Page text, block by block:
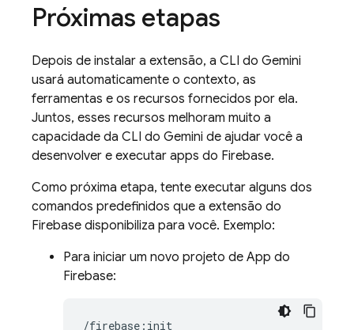
Próximas etapas
Depois de instalar a extensão, a CLI do Gemini
usará automaticamente o contexto, as
ferramentas e os recursos fornecidos por ela.
Juntos, esses recursos melhoram muito a
capacidade da CLI do Gemini de ajudar você a
desenvolver e executar apps do Firebase.
Como próxima etapa, tente executar alguns dos
comandos predefinidos que a extensão do
Firebase disponibiliza para você. Exemplo:
Para iniciar um novo projeto de App do
Firebase: